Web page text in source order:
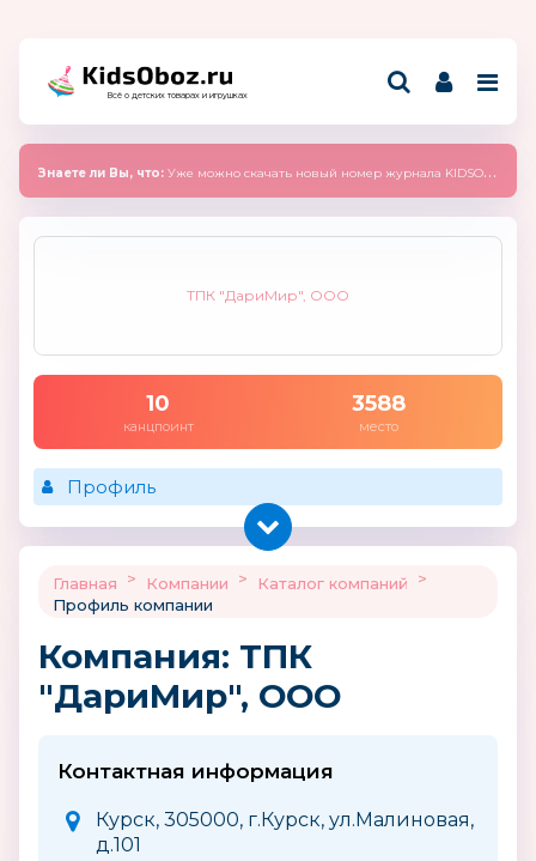
Всё о детских товарах и игрушках
Знаете ли Вы, что: Уже можно скачать новый номер журнала KIDSOBOZ 2025 (сентябрь)
ТПК "ДариМир", ООО
10
канцпоинт
3588
место
Профиль
Главная > Компании > Каталог компаний
>
Профиль компании
Компания: ТПК
"ДариМир", ООО
Контактная информация
Курск, 305000, г.Курск, ул.Малиновая,
д.101